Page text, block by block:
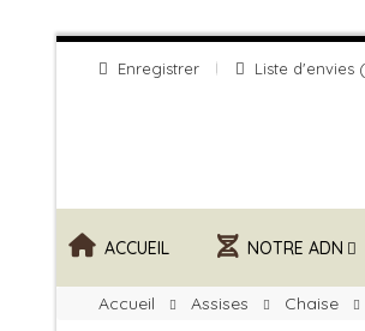
Enregistrer Liste d'envies
ACCUEIL NOTRE ADN
Accueil Assises Chaise